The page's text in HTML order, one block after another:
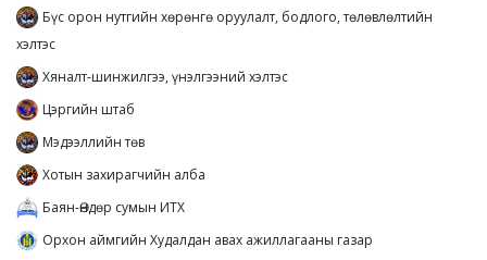
Бүс орон нутгийн хөрөнгө оруулалт, бодлого, төлөвлөлтийн
хэлтэс
Хяналт-шинжилгээ, үнэлгээний хэлтэс
Цэргийн штаб
Мэдээллийн төв
Хотын захирагчийн алба
Баян-Өндөр сумын ИТХ
Орхон аймгийн Худалдан авах ажиллагааны газар